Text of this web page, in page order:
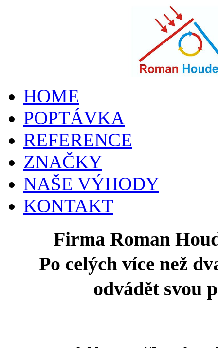
HOME
POPTÁVKA
REFERENCE
ZNAČKY
NAŠE VÝHODY
KONTAKT
Firma Roman
Po celých více než
odvádět svou